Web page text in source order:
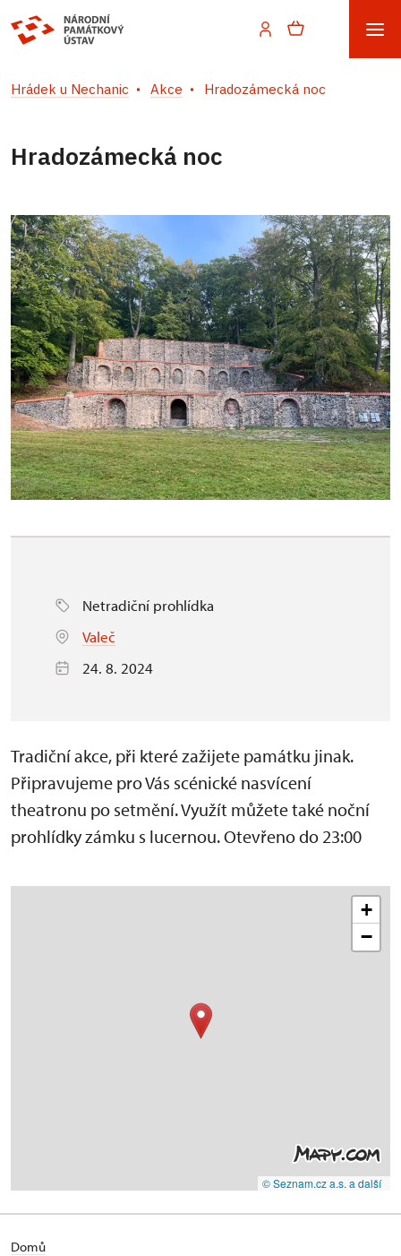
Hrádek u Nechanic Akce Hradozámecká noc
Hradozámecká noc
Netradiční prohlídka
Valeč
24. 8. 2024
Tradiční akce, při které zažijete památku jinak.
Připravujeme pro Vás scénické nasvícení
theatronu po setmění. Využít můžete také noční
prohlídky zámku s lucernou. Otevřeno do 23:00
+
−
© Seznam.cz a.s. a další
Domů